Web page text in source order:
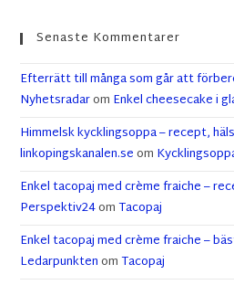
Senaste Kommentarer
Efterrätt till många som går att
Nyhetsradarom Enkel cheesecake i
Himmelsk kycklingsoppa – recept,
linkopingskanalen.seom
Enkel tacopaj med crème fraiche –
Perspektiv24omTacopaj
Enkel tacopaj med crème fraiche –
LedarpunktenomTacopaj